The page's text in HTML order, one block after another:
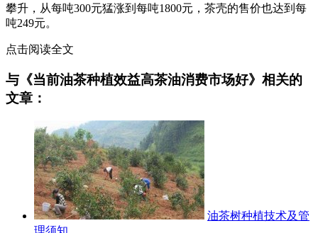
攀升，从每吨300元猛涨到每吨1800元，茶壳的售价也达到每
吨249元。
点击阅读全文
与《当前油茶种植效益高茶油消费市场好》相关的
文章：
油茶树种植技术及管